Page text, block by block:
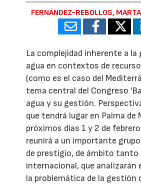
FERNÁNDEZ-REBOLLOS, MARTA
La complejidad inherente a la
agua en contextos de
(como es el caso del
tema central del Congreso
agua y su gestión.
que tendrá lugar en Palma de
próximos días 1 y 2 de
reunirá a un importante
de prestigio, de ámbito tanto
internacional, que analizarán
la problemática de la gestión